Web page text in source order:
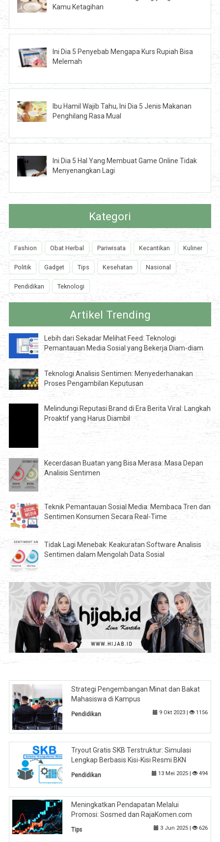
Kamu Ketagihan
Ini Dia 5 Penyebab Mengapa Kurs Rupiah Bisa
Melemah
Ibu Hamil Wajib Tahu, Ini Dia 5 Jenis Makanan
Penghilang Rasa Mual
Ini Dia 5 Hal Yang Membuat Game Online Tidak
Menyenangkan Lagi
Kategori
Fashion Obat Herbal Pariwisata Kecantikan Kuliner
Politik Gadget Tips Kesehatan Nasional
Pendidikan Teknologi
Artikel Trending
Lebih dari Sekadar Melihat Feed: Teknologi
Pemantauan Media Sosial yang Bekerja Diam-diam
Teknologi Analisis Sentimen: Menyederhanakan
Proses Pengambilan Keputusan
Melindungi Reputasi Brand di Era Berita Viral: Langkah
Proaktif yang Harus Diambil
Kecerdasan Buatan yang Bisa Merasa: Masa Depan
Analisis Sentimen
Teknik Pemantauan Sosial Media: Membaca Tren dan
Sentimen Konsumen Secara Real-Time
Tidak Lagi Menebak: Keakuratan Software Analisis
Sentimen dalam Mengolah Data Sosial
Strategi Pengembangan Minat dan Bakat
Mahasiswa di Kampus
Pendidikan 9 Okt 2023 | 1156
Tryout Gratis SKB Terstruktur: Simulasi
Lengkap Berbasis Kisi-Kisi Resmi BKN
Pendidikan 13 Mei 2025 | 494
Meningkatkan Pendapatan Melalui
Promosi: Sosmed dan RajaKomen.com
Tips 3 Jun 2025 | 626